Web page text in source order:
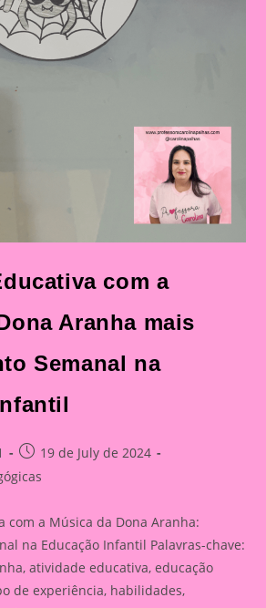
com a
Aranha mais
Semanal na
Post
published:
19 de July de 2024
com a Música da Dona Aranha:
na Educação Infantil Palavras-chave:
atividade educativa, educação
de experiência, habilidades,